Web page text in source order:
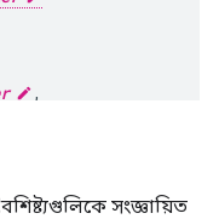
,
সংজ্ঞায়িত